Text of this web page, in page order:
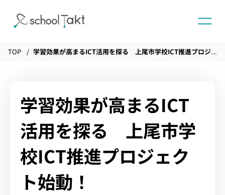
機能
タクトAI
導入事例
導入実績
TOP 学習効果が高まるICT活用を探る 上尾市学校ICT推進プロジェクト始動！
学習効果が高まるICT
活用を探る 上尾市学
校ICT推進プロジェク
ト始動！